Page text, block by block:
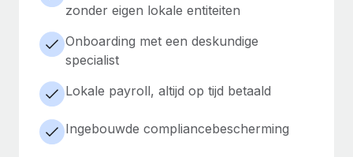
zonder eigen lokale entiteiten
Onboarding met een deskundige
specialist
Lokale payroll, altijd op tijd betaald
Ingebouwde compliancebescherming